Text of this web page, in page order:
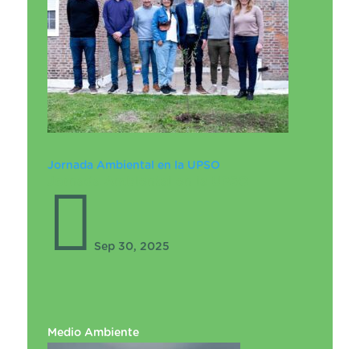
Jornada Ambiental en la UPSO
 Sep 30, 2025
Medio Ambiente